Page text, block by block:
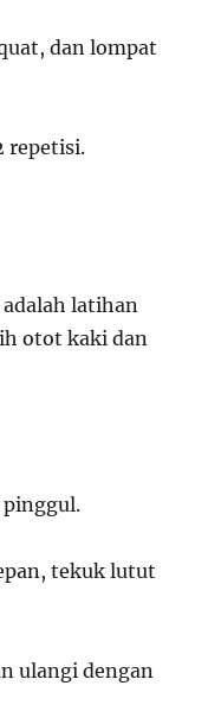
dan lompat
repetisi.
latihan
otot kaki dan
pinggul.
tekuk lutut
ulangi dengan